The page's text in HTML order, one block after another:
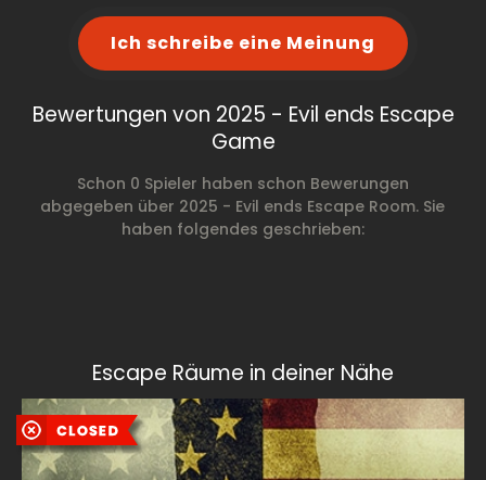
Ich schreibe eine Meinung
Bewertungen von 2025 - Evil ends Escape
Game
Schon 0 Spieler haben schon Bewerungen
abgegeben über 2025 - Evil ends Escape Room. Sie
haben folgendes geschrieben:
Escape Räume in deiner Nähe